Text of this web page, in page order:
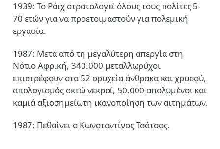
1939: Το Ράιχ στρατολογεί όλους τους πολίτες 5-
70 ετών για να προετοιμαστούν για πολεμική
εργασία.
1987: Μετά από τη μεγαλύτερη απεργία στη
Νότιο Αφρική, 340.000 μεταλλωρύχοι
επιστρέφουν στα 52 ορυχεία άνθρακα και χρυσού,
απολογισμός οκτώ νεκροί, 50.000 απολυμένοι και
καμιά αξιοσημείωτη ικανοποίηση των αιτημάτων.
1987: Πεθαίνει ο Κωνσταντίνος Τσάτσος.